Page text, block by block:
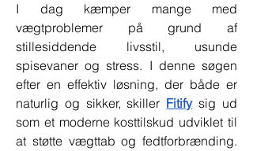
I dag kæmper mange med
vægtproblemer på grund af
stillesiddende livsstil, usunde
spisevaner og stress. I denne søgen
efter en effektiv løsning, der både er
naturlig og sikker, skiller Fitify sig ud
som et moderne kosttilskud udviklet til
at støtte vægttab og fedtforbrænding.